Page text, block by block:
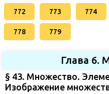
772 773 774
778 779
Глава
§ 43. Множество.
Изображение